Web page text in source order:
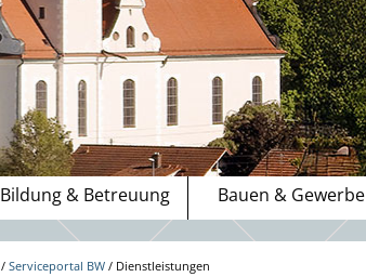
Bildung & Betreuung Bauen & Gewerbe
/Serviceportal BW / Dienstleistungen